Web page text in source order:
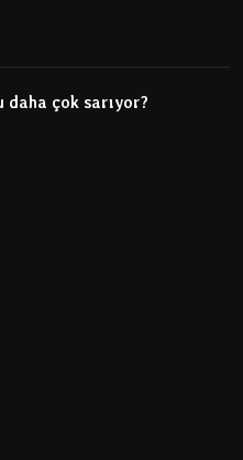
çok sarıyor?